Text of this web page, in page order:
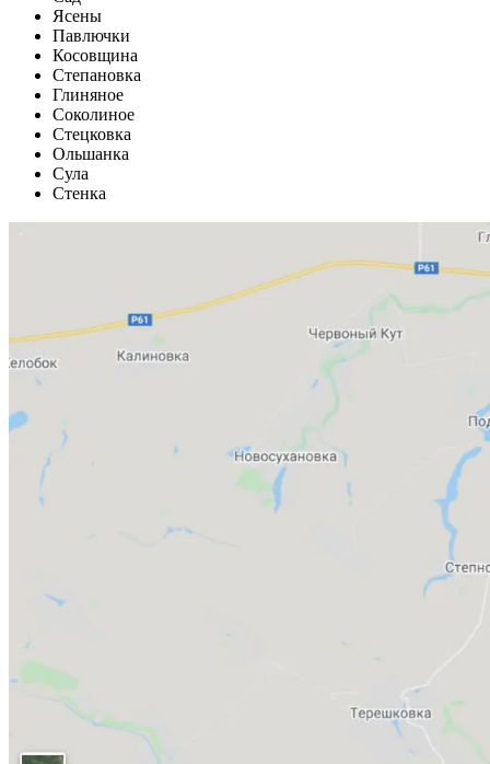
Ясены
Павлючки
Косовщина
Степановка
Глиняное
Соколиное
Стецковка
Ольшанка
Сула
Стенка